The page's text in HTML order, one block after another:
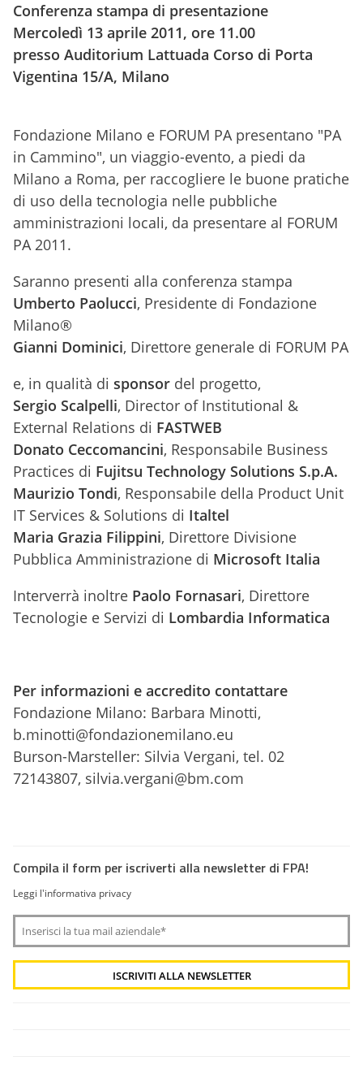
Conferenza stampa di presentazione
Mercoledì 13 aprile 2011, ore 11.00
presso Auditorium Lattuada Corso di Porta
Vigentina 15/A, Milano
Fondazione Milano e FORUM PA presentano "PA
in Cammino", un viaggio-evento, a piedi da
Milano a Roma, per raccogliere le buone pratiche
di uso della tecnologia nelle pubbliche
amministrazioni locali, da presentare al FORUM
PA 2011.
Saranno presenti alla conferenza stampa
Umberto Paolucci, Presidente di Fondazione
Milano®
Gianni Dominici, Direttore generale di FORUM PA
e, in qualità di sponsor del progetto,
Sergio Scalpelli, Director of Institutional &
External Relations di FASTWEB
Donato Ceccomancini, Responsabile Business
Practices di Fujitsu Technology Solutions S.p.A.
Maurizio Tondi, Responsabile della Product Unit
IT Services & Solutions di Italtel
Maria Grazia Filippini, Direttore Divisione
Pubblica Amministrazione di Microsoft Italia
Interverrà inoltre Paolo Fornasari, Direttore
Tecnologie e Servizi di Lombardia Informatica
Per informazioni e accredito contattare
Fondazione Milano: Barbara Minotti,
b.minotti@fondazionemilano.eu
Burson-Marsteller: Silvia Vergani, tel. 02
72143807, silvia.vergani@bm.com
Compila il form per iscriverti alla newsletter di FPA!
Leggi l'informativa privacy